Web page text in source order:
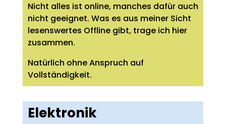
Nicht alles ist online, manches dafür auch
nicht geeignet. Was es aus meiner Sicht
lesenswertes Offline gibt, trage ich hier
zusammen.
Natürlich ohne Anspruch auf
Vollständigkeit.
Elektronik